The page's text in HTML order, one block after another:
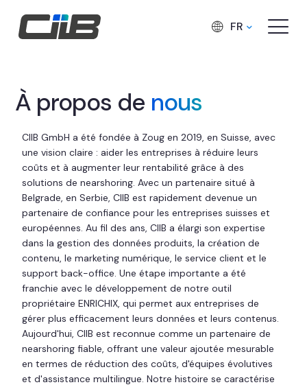
FR
À propos de nous
CIIB GmbH a été fondée à Zoug en 2019, en Suisse, avec
une vision claire : aider les entreprises à réduire leurs
coûts et à augmenter leur rentabilité grâce à des
solutions de nearshoring. Avec un partenaire situé à
Belgrade, en Serbie, CIIB est rapidement devenue un
partenaire de confiance pour les entreprises suisses et
européennes. Au fil des ans, CIIB a élargi son expertise
dans la gestion des données produits, la création de
contenu, le marketing numérique, le service client et le
support back-office. Une étape importante a été
franchie avec le développement de notre outil
propriétaire ENRICHIX, qui permet aux entreprises de
gérer plus efficacement leurs données et leurs contenus.
Aujourd'hui, CIIB est reconnue comme un partenaire de
nearshoring fiable, offrant une valeur ajoutée mesurable
en termes de réduction des coûts, d'équipes évolutives
et d'assistance multilingue. Notre histoire se caractérise